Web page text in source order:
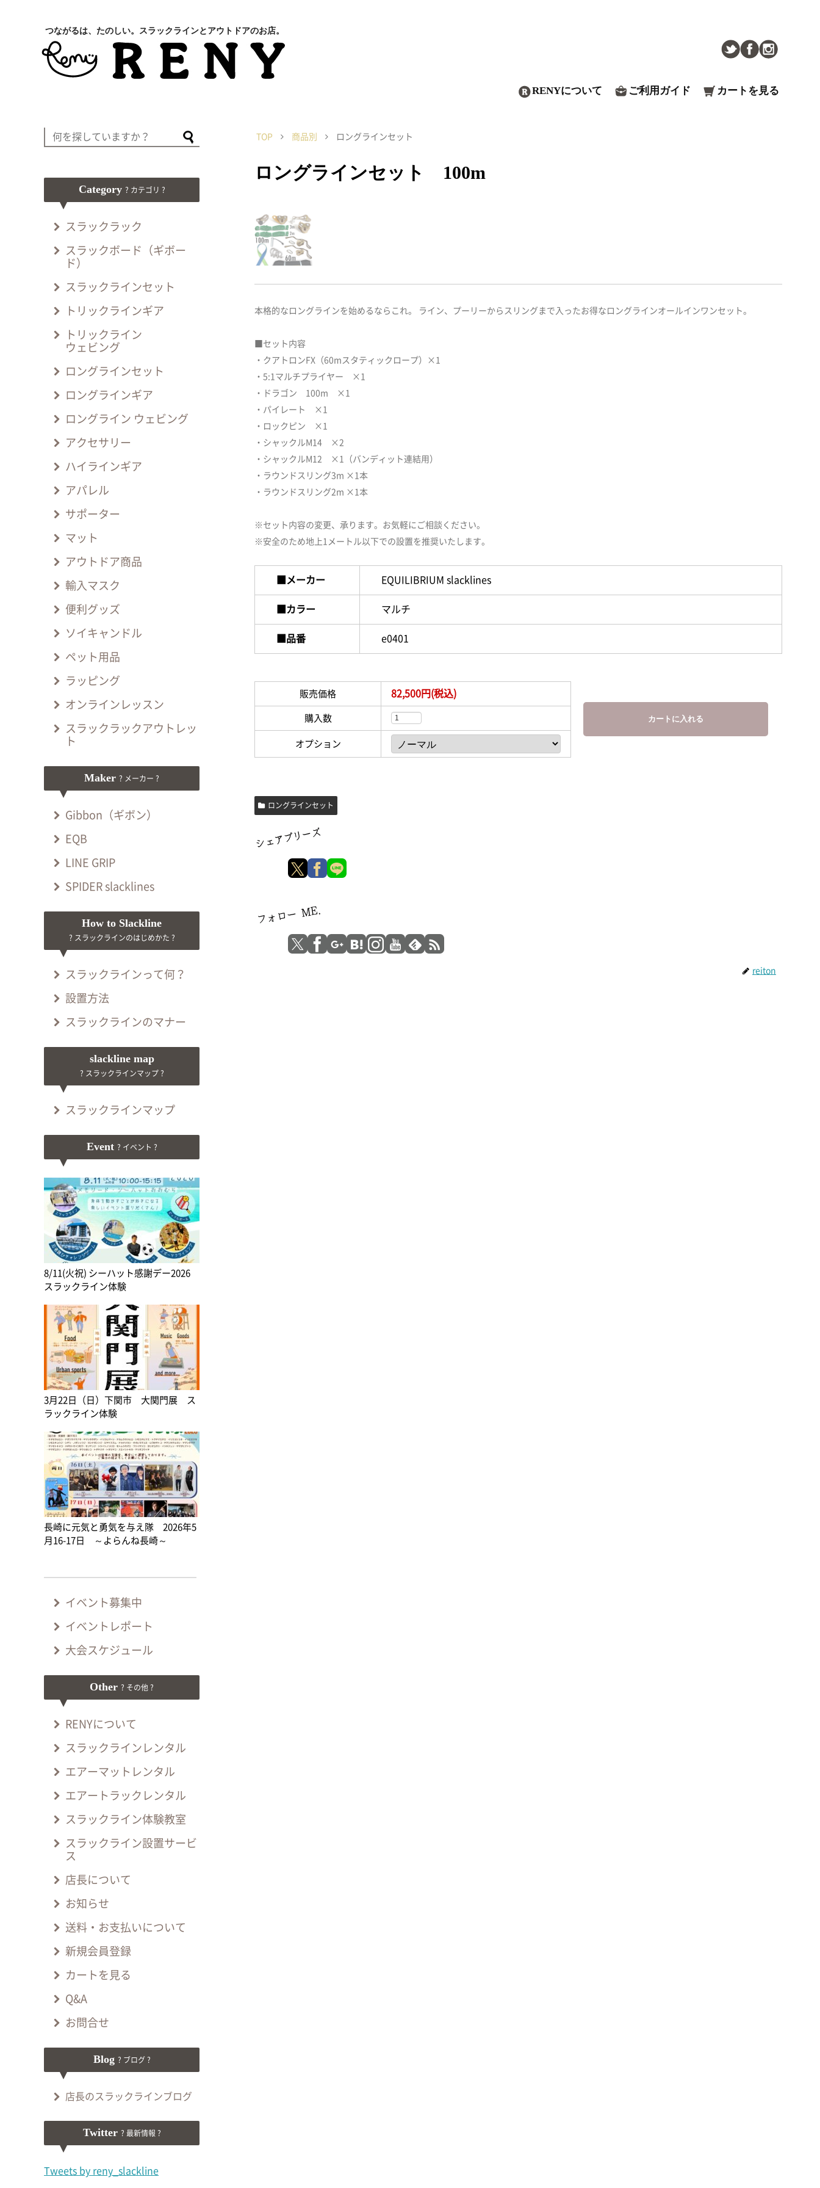
つながるは、たのしい。スラックラインとアウトドアのお店。
カートを見る
ご利用ガイド
RENYについて
TOP 商品別 ロングラインセット
ロングラインセット 100m
本格的なロングラインを始めるならこれ。 ライン、プーリーからスリングまで入ったお得なロングラインオールインワンセット。
■セット内容
・クアトロンFX（60mスタティックロープ）×1
・5:1マルチプライヤー ×1
・ドラゴン 100m ×1
・パイレート ×1
・ロックピン ×1
・シャックルM14 ×2
・シャックルM12 ×1（バンディット連結用）
・ラウンドスリング3m ×1本
・ラウンドスリング2m ×1本
※セット内容の変更、承ります。お気軽にご相談ください。
※安全のため地上1メートル以下での設置を推奨いたします。
■メーカー EQUILIBRIUM slacklines
■カラー マルチ
■品番 e0401
販売価格 82,500円(税込)
購入数
オプション
ロングラインセット
reiton
Category ? カテゴリ ?
スラックラック
スラックボード（ギボー
ド）
スラックラインセット
トリックラインギア
トリックライン
ウェビング
ロングラインセット
ロングラインギア
ロングライン ウェビング
アクセサリー
ハイラインギア
アパレル
サポーター
マット
アウトドア商品
輸入マスク
便利グッズ
ソイキャンドル
ペット用品
ラッピング
オンラインレッスン
スラックラックアウトレッ
ト
Maker ? メーカー ?
Gibbon（ギボン）
EQB
LINE GRIP
SPIDER slacklines
How to Slackline
? スラックラインのはじめかた ?
スラックラインって何？
設置方法
スラックラインのマナー
slackline map
? スラックラインマップ ?
スラックラインマップ
Event ? イベント ?
8/11(火祝) シーハット感謝デー2026
スラックライン体験
3月22日（日）下関市 大関門展 ス
ラックライン体験
長崎に元気と勇気を与え隊 2026年5
月16-17日 ～よらんね長崎～
イベント募集中
イベントレポート
大会スケジュール
Other ? その他 ?
RENYについて
スラックラインレンタル
エアーマットレンタル
エアートラックレンタル
スラックライン体験教室
スラックライン設置サービ
ス
店長について
お知らせ
送料・お支払いについて
新規会員登録
カートを見る
Q&A
お問合せ
Blog ? ブログ ?
店長のスラックラインブログ
Twitter ? 最新情報 ?
Tweets by reny_slackline